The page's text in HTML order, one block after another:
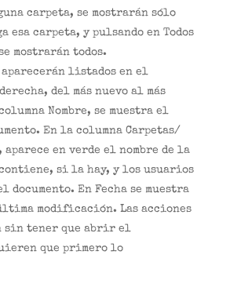
carpeta, se mostrarán sólo
esa carpeta, y pulsando en Todos
mostrarán todos.
aparecerán listados en el
del más nuevo al más
Nombre, se muestra el
En la columna Carpetas/
aparece en verde el nombre de la
si la hay, y los usuarios
documento. En Fecha se muestra
modificación. Las acciones
sin tener que abrir el
que primero lo